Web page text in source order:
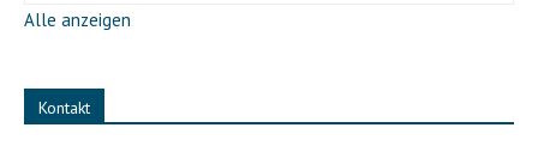
Alle anzeigen
Kontakt